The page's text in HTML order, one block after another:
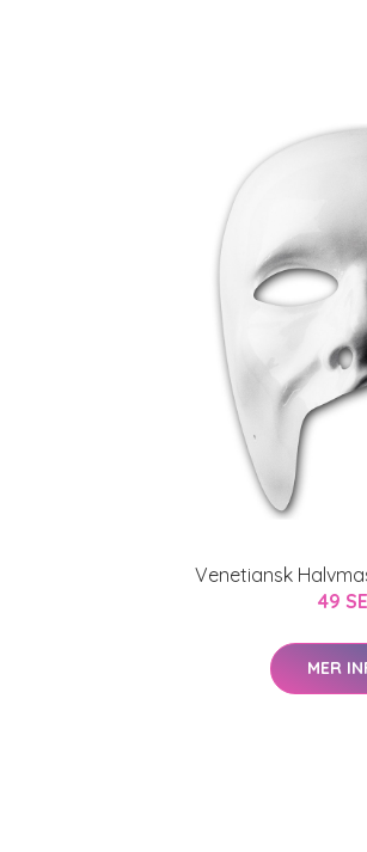
Venetiansk
49
MER